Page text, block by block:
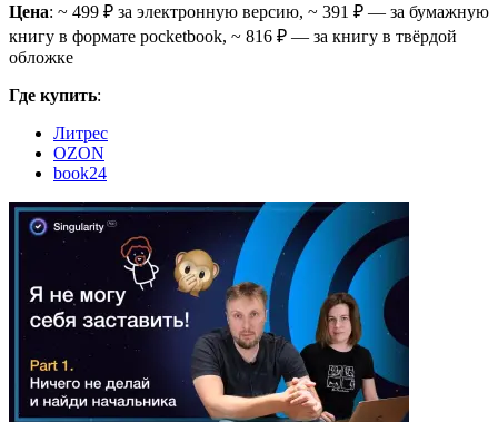
Цена: ~ 499 ₽ за электронную версию, ~ 391 ₽ — за бумажную
книгу в формате pocketbook, ~ 816 ₽ — за книгу в твёрдой
обложке
Где купить:
Литрес
OZON
book24